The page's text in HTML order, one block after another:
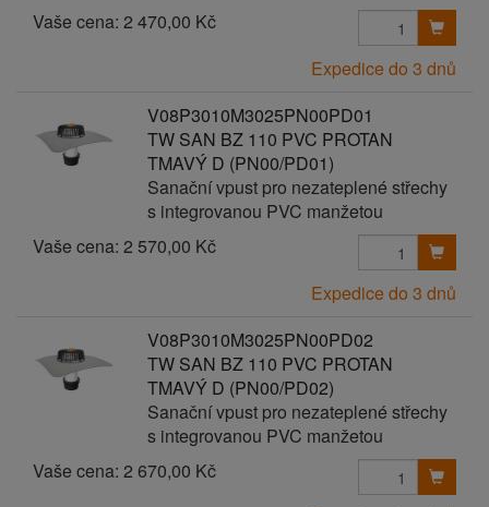
Vaše cena: 2 470,00 Kč
Expedice do 3 dnů
V08P3010M3025PN00PD01
TW SAN BZ 110 PVC PROTAN
TMAVÝ D (PN00/PD01)
Sanační vpust pro nezateplené střechy
s integrovanou PVC manžetou
Vaše cena: 2 570,00 Kč
Expedice do 3 dnů
V08P3010M3025PN00PD02
TW SAN BZ 110 PVC PROTAN
TMAVÝ D (PN00/PD02)
Sanační vpust pro nezateplené střechy
s integrovanou PVC manžetou
Vaše cena: 2 670,00 Kč